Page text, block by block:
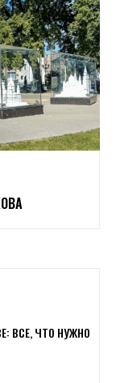
ВСЕ, ЧТО НУЖНО